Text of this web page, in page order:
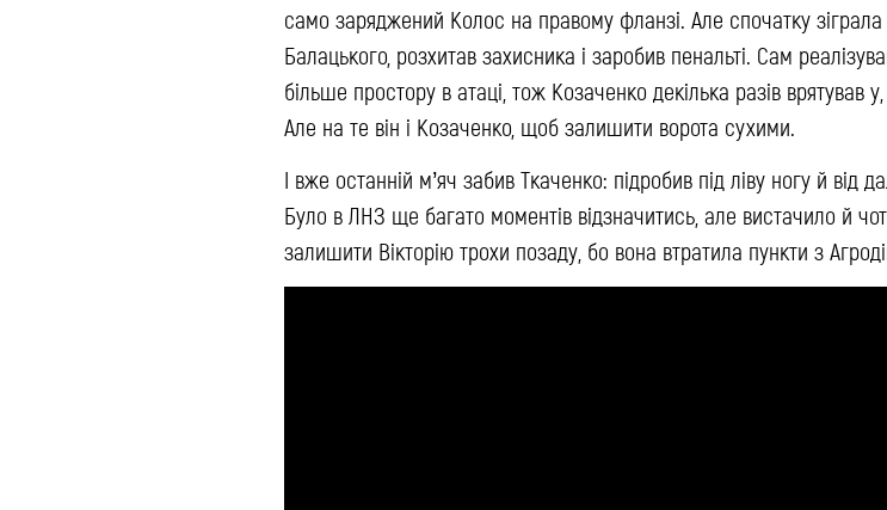
само заряджений Колос на правому фланзі. Але спочатку
Балацького, розхитав захисника і заробив пенальті. Сам
більше простору в атаці, тож Козаченко декілька разів врятував
Але на те він і Козаченко, щоб залишити ворота сухими.
І вже останній м’яч забив Ткаченко: підробив під ліву ногу й від
Було в ЛНЗ ще багато моментів відзначитись, але вистачило й
залишити Вікторію трохи позаду, бо вона втратила пункти з